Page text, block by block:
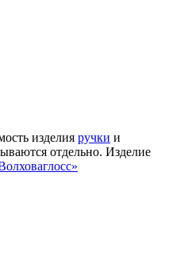
изделия ручки и
отдельно. Изделие